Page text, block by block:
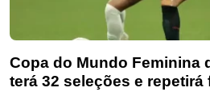
Copa do Mundo Feminina
terá 32 seleções e